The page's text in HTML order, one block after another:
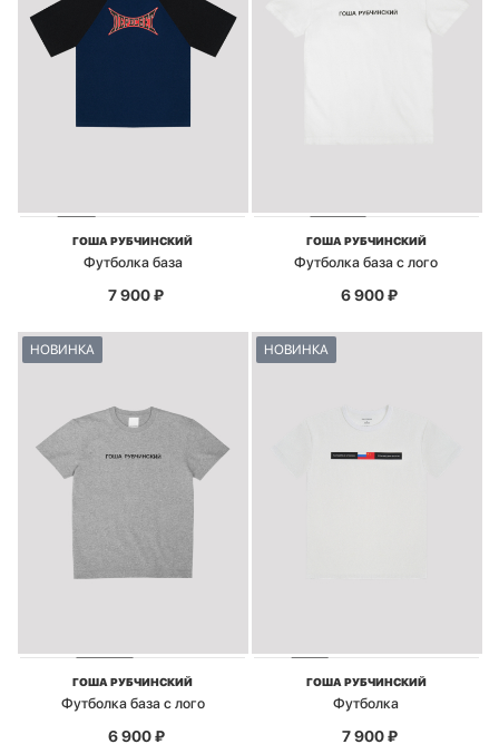
ГОША РУБЧИНСКИЙ
Футболка база
7 900₽
ГОША РУБЧИНСКИЙ
Футболка база с лого
6 900₽
НОВИНКА
ГОША РУБЧИНСКИЙ
Футболка база с лого
6 900₽
НОВИНКА
ГОША РУБЧИНСКИЙ
Футболка
7 900₽